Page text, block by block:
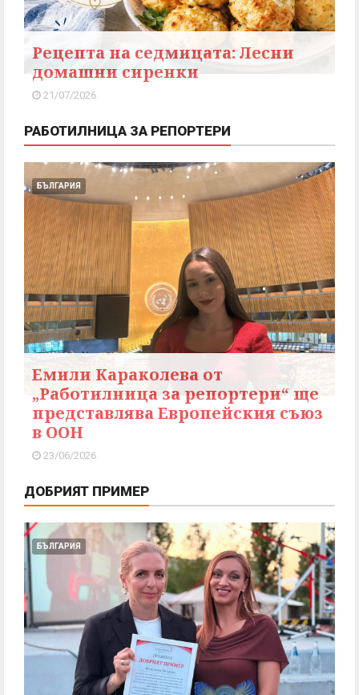
Рецепта на седмицата: Лесни
домашни сиренки
21/07/2026
РАБОТИЛНИЦА ЗА РЕПОРТЕРИ
БЪЛГАРИЯ
Емили Караколева от
„Работилница за репортери“ ще
представлява Европейския съюз
в ООН
23/06/2026
ДОБРИЯТ ПРИМЕР
БЪЛГАРИЯ